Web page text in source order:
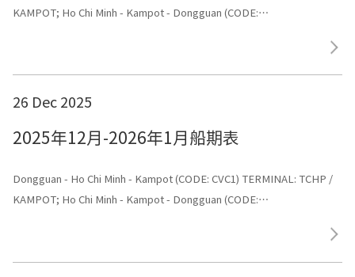
KAMPOT; Ho Chi Minh - Kampot - Dongguan (CODE:
26 Dec 2025
2025年12月-2026年1月船期表
Dongguan - Ho Chi Minh - Kampot (CODE: CVC1) TERMINAL: TCHP /
KAMPOT; Ho Chi Minh - Kampot - Dongguan (CODE: